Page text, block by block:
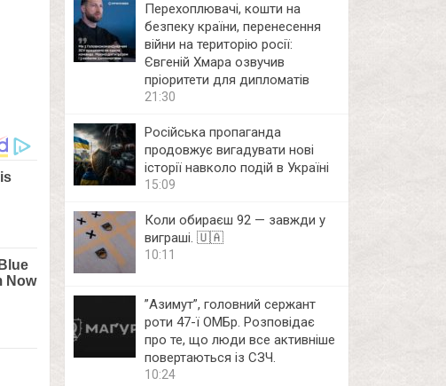
Перехоплювачі, кошти на
безпеку країни, перенесення
війни на територію росії:
Євгеній Хмара озвучив
пріоритети для дипломатів
21:30
Російська пропаганда
продовжує вигадувати нові
історії навколо подій в Україні
15:09
Коли обираєш 92 — завжди у
виграші. 🇺🇦
10:11
⁨”Азимут”, головний сержант
роти 47-ї ОМБр. Розповідає
про те, що люди все активніше
повертаються із СЗЧ.
10:24